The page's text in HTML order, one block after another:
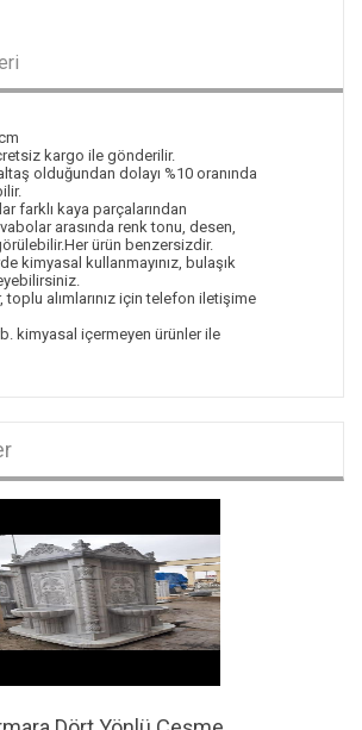
kargo ile gönderilir.
olduğundan dolayı %10 oranında
farklı kaya parçalarından
arasında renk tonu, desen,
ürün benzersizdir.
kimyasal kullanmayınız, bulaşık
toplu alımlarınız için telefon iletişime
kimyasal içermeyen ürünler ile